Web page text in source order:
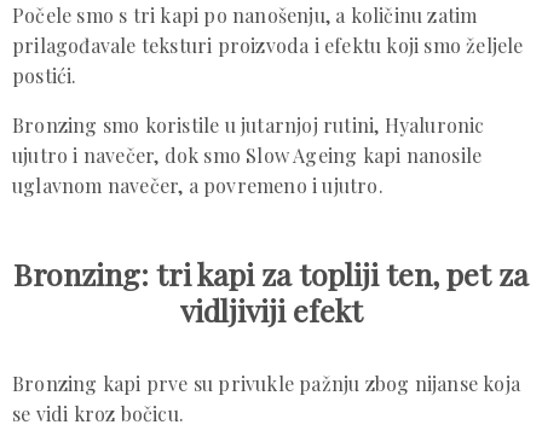
Počele smo s tri kapi po nanošenju, a količinu zatim
prilagođavale teksturi proizvoda i efektu koji smo željele
postići.
Bronzing smo koristile u jutarnjoj rutini, Hyaluronic
ujutro i navečer, dok smo Slow Ageing kapi nanosile
uglavnom navečer, a povremeno i ujutro.
Bronzing: tri kapi za topliji ten, pet za
vidljiviji efekt
Bronzing kapi prve su privukle pažnju zbog nijanse koja
se vidi kroz bočicu.